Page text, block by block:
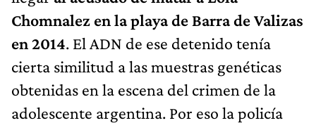
Chomnalez en la playa de Barra de Valizas
en 2014. El ADN de ese detenido tenía
cierta similitud a las muestras genéticas
obtenidas en la escena del crimen de la
adolescente argentina. Por eso la policía